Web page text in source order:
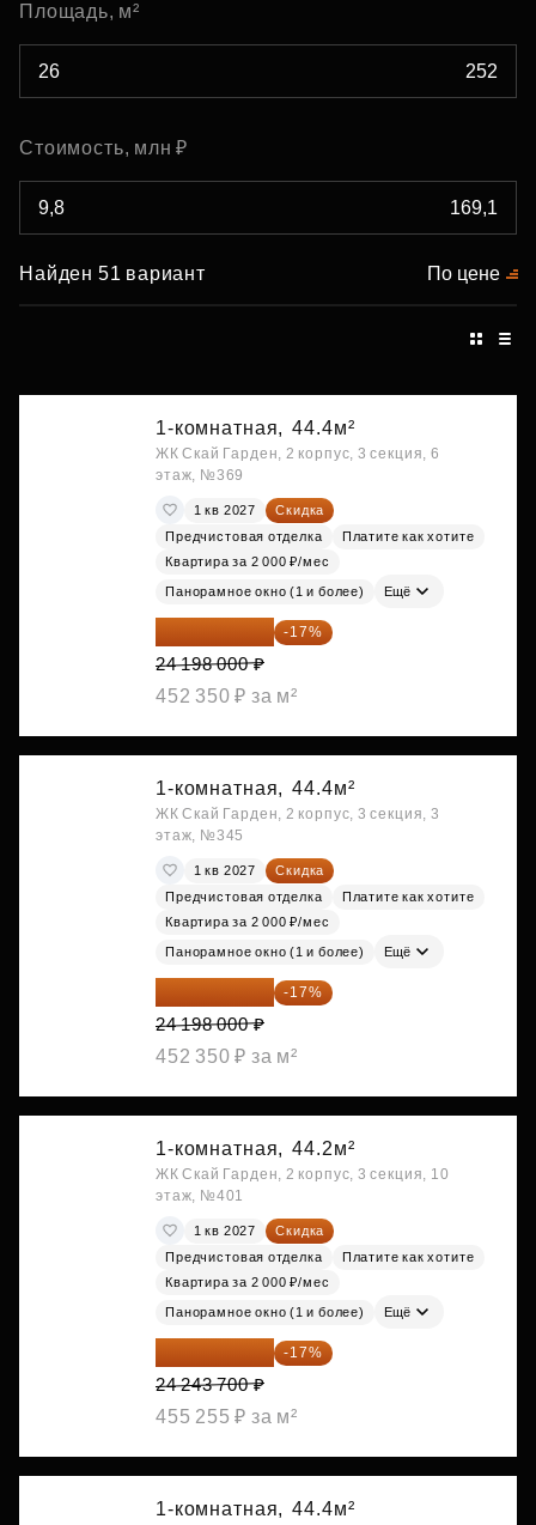
Площадь, м²
Стоимость, млн ₽
Найден 51 вариант По цене
1-комнатная, 44.4м²
ЖК Скай Гарден, 2 корпус, 3 секция, 6
этаж, №369
1 кв 2027
Скидка
Предчистовая отделка
Платите как хотите
Квартира за 2 000 ₽/мес
Панорамное окно (1 и более) Ещё
20 084 340 ₽ -17%
24 198 000 ₽
452 350 ₽ за м²
1-комнатная, 44.4м²
ЖК Скай Гарден, 2 корпус, 3 секция, 3
этаж, №345
1 кв 2027
Скидка
Предчистовая отделка
Платите как хотите
Квартира за 2 000 ₽/мес
Панорамное окно (1 и более) Ещё
20 084 340 ₽ -17%
24 198 000 ₽
452 350 ₽ за м²
1-комнатная, 44.2м²
ЖК Скай Гарден, 2 корпус, 3 секция, 10
этаж, №401
1 кв 2027
Скидка
Предчистовая отделка
Платите как хотите
Квартира за 2 000 ₽/мес
Панорамное окно (1 и более) Ещё
20 122 271 ₽ -17%
24 243 700 ₽
455 255 ₽ за м²
1-комнатная, 44.4м²